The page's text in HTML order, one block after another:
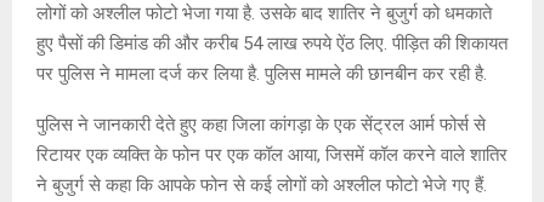
लोगों को अश्लील फोटो भेजा गया है. उसके बाद शातिर ने बुजुर्ग को धमकाते
हुए पैसों की डिमांड की और करीब 54 लाख रुपये ऐंठ लिए. पीड़ित की शिकायत
पर पुलिस ने मामला दर्ज कर लिया है. पुलिस मामले की छानबीन कर रही है.
पुलिस ने जानकारी देते हुए कहा जिला कांगड़ा के एक सेंट्रल आर्म फोर्स से
रिटायर एक व्यक्ति के फोन पर एक कॉल आया, जिसमें कॉल करने वाले शातिर
ने बुजुर्ग से कहा कि आपके फोन से कई लोगों को अश्लील फोटो भेजे गए हैं.